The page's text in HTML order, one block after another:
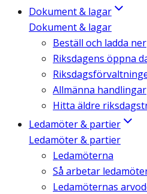
Dokument & lagar
Dokument & lagar
Beställ och ladda ner
Riksdagens öppna
Allmänna handlingar
Hitta äldre
Ledamöter & partier
Ledamöter & partier
Ledamöterna
Så arbetar
Ledamöternas